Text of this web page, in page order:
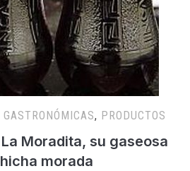
, PRODUCTOS
Moradita, su gaseosa
morada